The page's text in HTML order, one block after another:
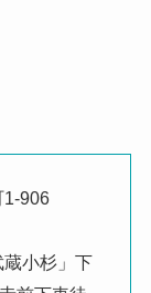
1-906
蔵小杉」下